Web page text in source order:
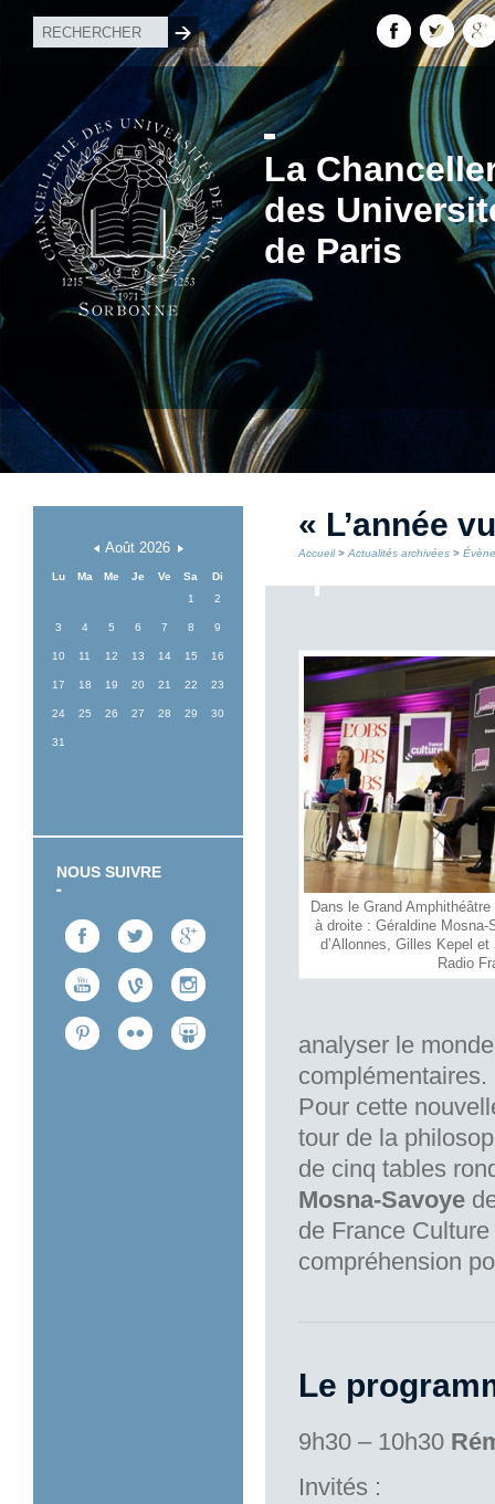
La
des
de Paris
Août2026
Lu Ma Me Je Ve Sa
Di
1
2
3 4 5 6 7 8 9
10 11 12 13 14 15 16
17 18 19 20 21 22 23
24 25 26 27 28 29 30
31
NOUS SUIVRE
« L’année
Accueil> Actualités archivées >
Dans le Grand
à droite : Géraldine
d’Allonnes, Gilles Kepel
Radio
analyser le
complémentaires.
Pour cette
tour de la
de cinq tables
Mosna-Savoye
de France
compréhension
Le
9h30 – 10h30
Invités :